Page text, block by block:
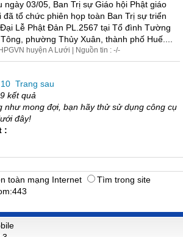
ngày 03/05, Ban Trị sự Giáo hội Phật giáo
đã tổ chức phiên họp toàn Ban Trị sự triển
Lễ Phật Đản PL.2567 tại Tổ đình Tường
phường Thủy Xuân thành phố Huế....
huyện A Lưới | Nguồn tin : -/-
10 Trang sau
kết quả
như mong đợi, bạn hãy thử sử dụng công cụ
đây!
:
toàn mạng Internet
Tìm trong site